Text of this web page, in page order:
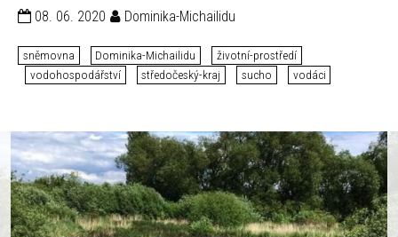
08. 06. 2020 Dominika-Michailidu
sněmovna Dominika-Michailidu
životní-prostředí
vodohospodářství
středočeský-kraj sucho vodáci